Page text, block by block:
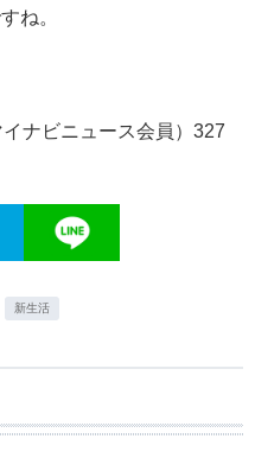
ね。
ナビニュース会員）327
新生活